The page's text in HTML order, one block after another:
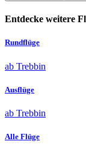
Entdecke weitere
Rundflüge
ab Trebbin
Ausflüge
ab Trebbin
Alle Flüge